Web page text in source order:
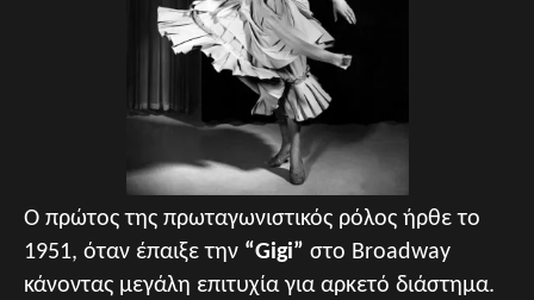
Ο πρώτος της πρωταγωνιστικός ρόλος ήρθε το
1951, όταν έπαιξε την “Gigi” στο Broadway
κάνοντας μεγάλη επιτυχία για αρκετό διάστημα.